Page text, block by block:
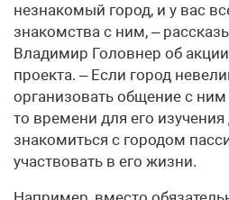
незнакомый город, и у вас
знакомства с ним, –
Владимир Головнер об
проекта. – Если город
организовать общение с
то времени для его
знакомиться с городом
участвовать в его жизни.